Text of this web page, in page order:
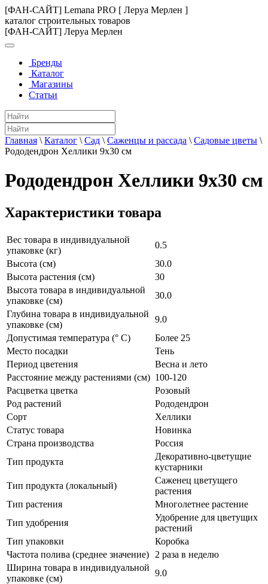
[ФАН-САЙТ] Lemana PRO [ Леруа Мерлен ]
каталог строительных товаров
[ФАН-САЙТ] Леруа Мерлен
Бренды
Каталог
Магазины
Статьи
Главная \ Каталог \ Сад \ Саженцы и рассада \ Садовые цветы \
Рододендрон Хеллики 9x30 см
Рододендрон Хеллики 9x30 см
Характеристики товара
Вес товара в индивидуальной
упаковке (кг)
0.5
Высота (см)
30.0
Высота растения (см)
30
Высота товара в индивидуальной
упаковке (см)
30.0
Глубина товара в индивидуальной
упаковке (см)
9.0
Допустимая температура (° C)
Более 25
Место посадки
Тень
Период цветения
Весна и лето
Расстояние между растениями (см) 100-120
Расцветка цветка
Розовый
Род растений
Рододендрон
Сорт
Хеллики
Статус товара
Новинка
Страна производства
Россия
Тип продукта
Декоративно-цветущие
кустарники
Тип продукта (локальный)
Саженец цветущего
растения
Тип растения
Многолетнее растение
Тип удобрения
Удобрение для цветущих
растений
Тип упаковки
Коробка
Частота полива (среднее значение)
2 раза в неделю
Ширина товара в индивидуальной
упаковке (см)
9.0